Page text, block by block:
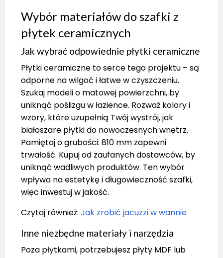
Wybór materiałów do szafki z
płytek ceramicznych
Jak wybrać odpowiednie płytki ceramiczne
Płytki ceramiczne to serce tego projektu – są
odporne na wilgoć i łatwe w czyszczeniu.
Szukaj modeli o matowej powierzchni, by
uniknąć poślizgu w łazience. Rozważ kolory i
wzory, które uzupełnią Twój wystrój, jak
białoszare płytki do nowoczesnych wnętrz.
Pamiętaj o grubości: 810 mm zapewni
trwałość. Kupuj od zaufanych dostawców, by
uniknąć wadliwych produktów. Ten wybór
wpływa na estetykę i długowieczność szafki,
więc inwestuj w jakość.
Czytaj również: Jak zrobić jacuzzi w wannie
Inne niezbędne materiały i narzędzia
Poza płytkami, potrzebujesz płyty MDF lub